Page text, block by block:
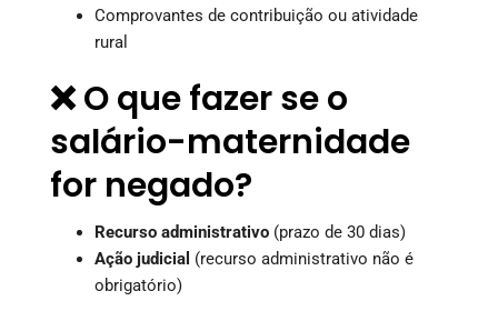
Comprovantes de contribuição ou atividade
rural
❌ O que fazer se o
salário-maternidade
for negado?
Recurso administrativo (prazo de 30 dias)
Ação judicial (recurso administrativo não é
obrigatório)